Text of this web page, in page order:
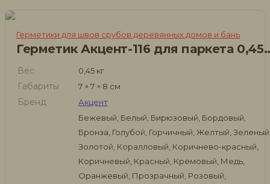
Герметики для швов срубов деревянных домов и бань
Герметик
Вес 0,45 кг
Габариты 7 × 7 × 8 см
Бренд Акцент
Бежевый, Белый, Бирюзовый, Бордовый,
Бронза, Голубой, Горчичный, Желтый,
Золотой, Коралловый, Коричнево-красный,
Коричневый, Красный, Кремовый, Медь,
Оранжевый, Прозрачный, Розовый,